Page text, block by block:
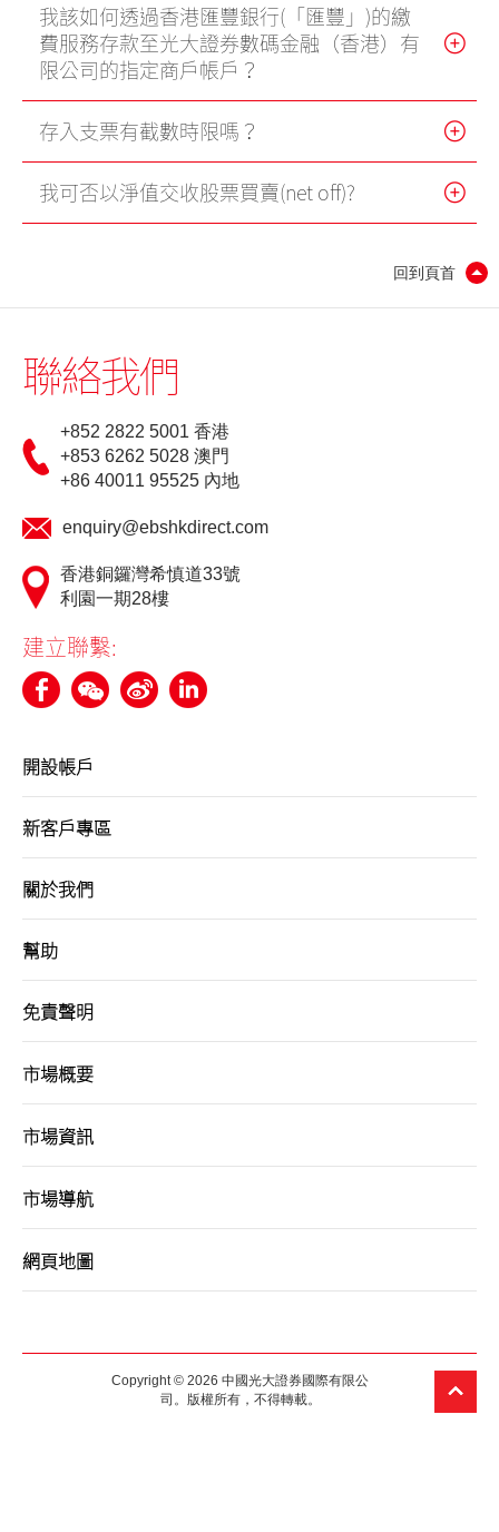
我該如何透過香港匯豐銀行(「匯豐」)的繳
費服務存款至光大證券數碼金融（香港）有
限公司的指定商戶帳戶？
存入支票有截數時限嗎？
我可否以淨值交收股票買賣(net off)?
回到頁首
聯絡我們
+852 2822 5001 香港
+853 6262 5028 澳門
+86 40011 95525 內地
enquiry@ebshkdirect.com
香港銅鑼灣希慎道33號
利園一期28樓
建立聯繫:
開設帳戶
新客戶專區
關於我們
幫助
免責聲明
市場概要
市場資訊
市場導航
網頁地圖
Copyright © 2026 中國光大證券國際有限公
司。版權所有，不得轉載。